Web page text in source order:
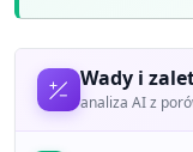
Wady i
analiza AI z